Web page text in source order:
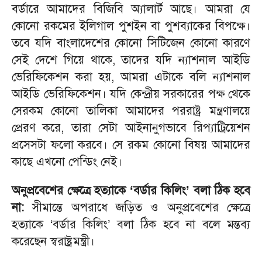
বর্ডারে আমাদের বিজিবি অ্যালার্ট আছে। আমরা যে
কোনো রকমের ইলিগাল পুশইন বা পুশব্যাকের বিপক্ষে।
তবে যদি বাংলাদেশের কোনো সিটিজেন কোনো কারণে
সেই দেশে গিয়ে থাকে, তাদের যদি ন্যাশনাল আইডি
ভেরিফিকেশন করা হয়, আমরা এটাকে বলি ন্যাশনাল
আইডি ভেরিফিকেশন। যদি কেন্দ্রীয় সরকারের পক্ষ থেকে
সেরকম কোনো তালিকা আমাদের পররাষ্ট্র মন্ত্রণালয়ে
প্রেরণ করে, তারা সেটা আইনানুগভাবে রিপ্যাট্রিয়েশন
প্রসেসটা ফলো করবে। সে রকম কোনো বিষয় আমাদের
কাছে এখনো পেন্ডিং নেই।
অনুপ্রবেশের ক্ষেত্রে হত্যাকে ‘বর্ডার কিলিং’ বলা ঠিক হবে
না: সীমান্তে অপরাধে জড়িত ও অনুপ্রবেশের ক্ষেত্রে
হত্যাকে ‘বর্ডার কিলিং’ বলা ঠিক হবে না বলে মন্তব্য
করেছেন স্বরাষ্ট্রমন্ত্রী।